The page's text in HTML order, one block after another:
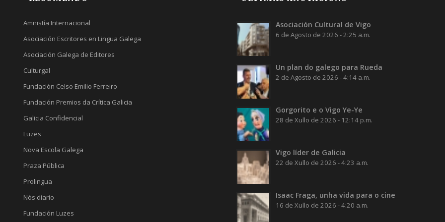
Amnistía Internacional
Asociación Escritores en Lingua Galega
Asociación Galega de Editores
Culturgal
Fundación Celso Emilio Ferreiro
Fundación Premios da Crítica Galicia
Galicia Confidencial
Luzes
Nova Escola Galega
Praza Pública
Prolingua
Nós diario
Fundación Luzes
Asociación Cultural de Vigo
6 de Agosto de 2026 - 2:25 a.m.
Un plan do galego para Rueda
2 de Agosto de 2026 - 4:14 a.m.
Gorgorito e o Vigo Ye-Ye
28 de Xullo de 2026 - 12:14 p.m.
Vigo líder de Galicia
22 de Xullo de 2026 - 4:23 a.m.
Isaac Fraga, unha vida para o cine
16 de Xullo de 2026 - 4:20 a.m.